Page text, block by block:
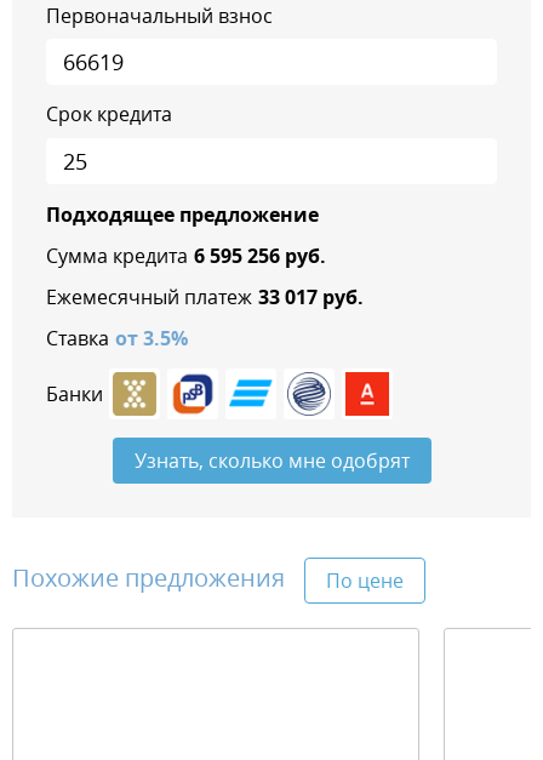
Первоначальный взнос
Срок кредита
Подходящее предложение
Сумма кредита 6 595 256руб.
Ежемесячный платеж 33 017руб.
Ставка от3.5%
Банки
Узнать, сколько мне одобрят
Похожие предложения По цене